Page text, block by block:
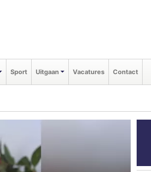
Sport Uitgaan Vacatures Contact